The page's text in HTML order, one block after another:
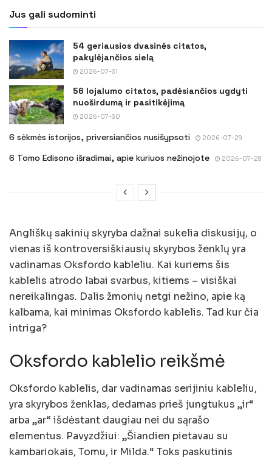
Jus gali sudominti
54 geriausios dvasinės citatos,
pakylėjančios sielą
2026-07-31
56 lojalumo citatos, padėsiančios ugdyti
nuoširdumą ir pasitikėjimą
2026-07-30
6 sėkmės istorijos, priversiančios nusišypsoti 2026-07-29
6 Tomo Edisono išradimai, apie kuriuos nežinojote 2026-07-28
Angliškų sakinių skyryba dažnai sukelia diskusijų, o
vienas iš kontroversiškiausių skyrybos ženklų yra
vadinamas Oksfordo kableliu. Kai kuriems šis
kablelis atrodo labai svarbus, kitiems – visiškai
nereikalingas. Dalis žmonių netgi nežino, apie ką
kalbama, kai minimas Oksfordo kablelis. Tad kur čia
intriga?
Oksfordo kablelio reikšmė
Oksfordo kablelis, dar vadinamas serijiniu kableliu,
yra skyrybos ženklas, dedamas prieš jungtukus „ir“
arba „ar“ išdėstant daugiau nei du sąrašo
elementus. Pavyzdžiui: „Šiandien pietavau su
kambariokais, Tomu, ir Milda.“ Toks paskutinis